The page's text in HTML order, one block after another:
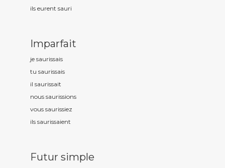
ils eurent sauri
Imparfait
je saurissais
tu saurissais
il saurissait
nous saurissions
vous saurissiez
ils saurissaient
Futur simple